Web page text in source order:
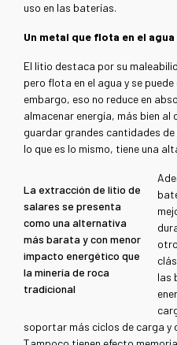
uso en las baterías.
Un metal que flota en el agua
El litio destaca por su
pero flota en el agua y se
embargo, eso no reduce en
almacenar energía, más bien
guardar grandes cantidades de
lo que es lo mismo, tiene una
La extracción de litio de
salares se presenta
como una alternativa
más barata y con menor
impacto energético que
la minería de roca
tradicional
las
soportar más ciclos de carga y